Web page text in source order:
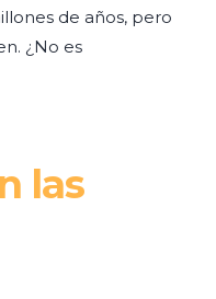
de años, pero
¿No es
las